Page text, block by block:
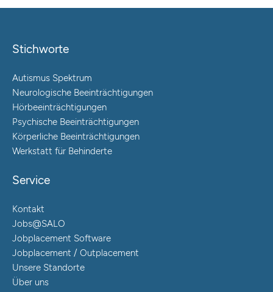
Stichworte
Autismus Spektrum
Neurologische Beeinträchtigungen
Hörbeeinträchtigungen
Psychische Beeinträchtigungen
Körperliche Beeinträchtigungen
Werkstatt für Behinderte
Service
Kontakt
Jobs@SALO
Jobplacement Software
Jobplacement / Outplacement
Unsere Standorte
Über uns